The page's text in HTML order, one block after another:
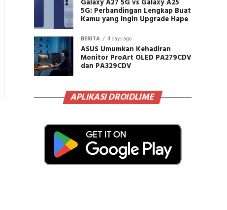
Galaxy A27 5G vs Galaxy A25
5G: Perbandingan Lengkap Buat
Kamu yang Ingin Upgrade Hape
BERITA 4 days ago
ASUS Umumkan Kehadiran
Monitor ProArt OLED PA279CDV
dan PA329CDV
APLIKASI DROIDLIME